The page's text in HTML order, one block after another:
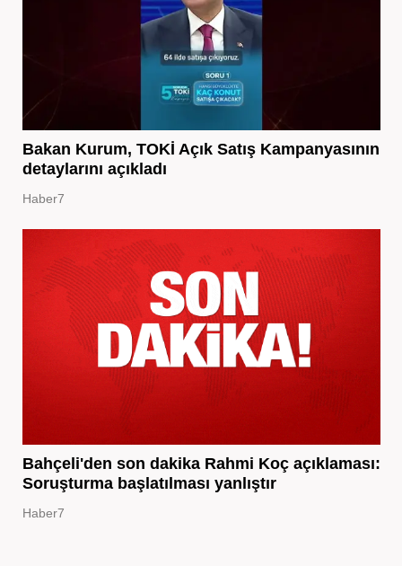
Bakan Kurum, TOKİ Açık Satış Kampanyasının
detaylarını açıkladı
Haber7
Bahçeli'den son dakika Rahmi Koç açıklaması:
Soruşturma başlatılması yanlıştır
Haber7